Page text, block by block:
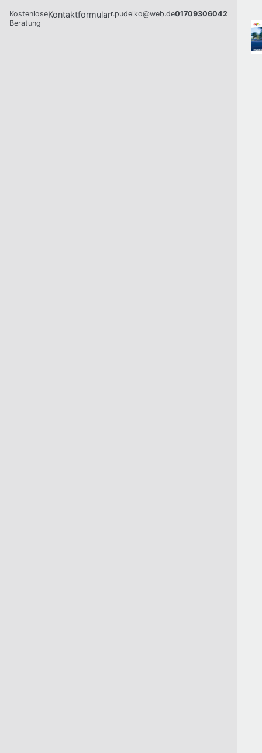
Kostenlose
Beratung
Kontaktformularr.pudelko@web.de01709306042